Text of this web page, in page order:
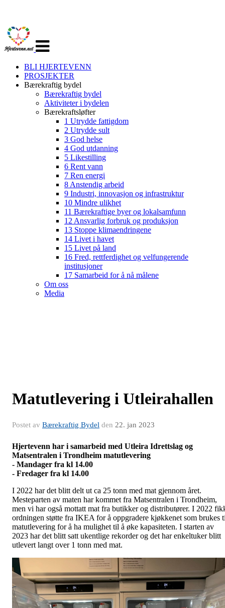
navigasjon
BLI HJERTEVENN
PROSJEKTER
Bærekraftig bydel
Bærekraftig bydel
Aktiviteter i bydelen
Bærekraftsløfter
1 Utrydde fattigdom
2 Utrydde sult
3 God helse
4 God utdanning
5 Likestilling
6 Rent vann
7 Ren energi
8 Anstendig arbeid
9 Industri, innovasjon og infrastruktur
10 Mindre ulikhet
11 Bærekraftige byer og lokalsamfunn
12 Ansvarlig forbruk og produksjon
13 Stoppe klimaendringene
14 Livet i havet
15 Livet på land
16 Fred, rettferdighet og velfungerende
institusjoner
17 Samarbeid for å nå målene
Om oss
Media
Matutlevering i Utleirahallen
Postet av Bærekraftig Bydel den 22. jan 2023
Hjertevenn har i samarbeid med Utleira Idrettslag og
Matsentralen i Trondheim matutlevering
- Mandager fra kl 14.00
- Fredager fra kl 14.00
I 2022 har det blitt delt ut ca 25 tonn med mat gjennom året.
Mesteparten av maten har kommet fra Matsentralen i Trondheim,
men vi har også mottatt mat fra butikker og distributører. I 2022
ordningen støtte fra IKEA for å oppgradere kjøkkenet som brukes
matutlevering for å ha mulighet til å øke kapasiteten. I starten av
2023 har det blitt satt ukentlige rekorder og det har enkeltuker blitt
utlevert langt over 1 tonn med mat.